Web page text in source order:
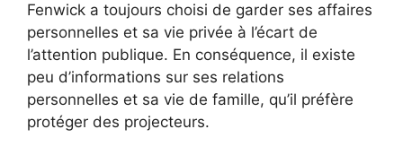
Fenwick a toujours choisi de garder ses affaires
personnelles et sa vie privée à l’écart de
l’attention publique. En conséquence, il existe
peu d’informations sur ses relations
personnelles et sa vie de famille, qu’il préfère
protéger des projecteurs.